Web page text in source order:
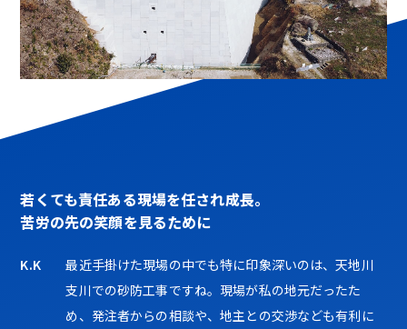
若くても責任ある現場を任され成長。
苦労の先の笑顔を見るために
K.K
最近手掛けた現場の中でも特に印象深いのは、天地川
支川での砂防工事ですね。現場が私の地元だったた
め、発注者からの相談や、地主との交渉なども有利に